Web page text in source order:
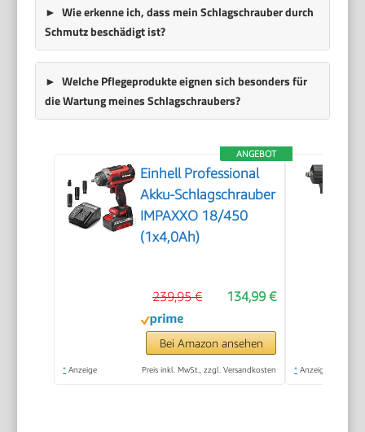
Wie erkenne ich, dass mein Schlagschrauber durch
Schmutz beschädigt ist?
Welche Pflegeprodukte eignen sich besonders für
die Wartung meines Schlagschraubers?
ANGEBOT
Einhell Professional
Akku-Schlagschrauber
IMPAXXO 18/450
(1x4,0Ah)
134,99 €
239,95 €
Bei Amazon ansehen
* Anzeige Preis inkl. MwSt., zzgl. Versandkosten * Anzeige